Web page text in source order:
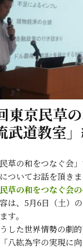
東京民草
武道教室
民草の和をつなぐ会
ついてお話を頂きま
民草の和をつなぐ会
は、5月6日（土）
す。
した世界情勢の劇
八紘為宇の実現に